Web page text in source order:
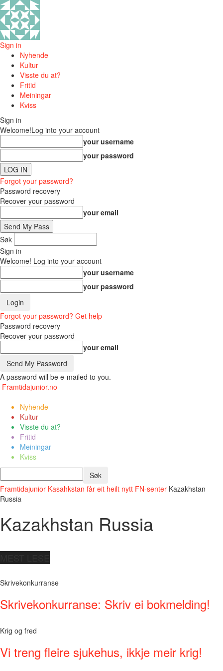
Sign in
Nyhende
Kultur
Visste du at?
Fritid
Meiningar
Kviss
Sign in
Welcome!Log into your account
your username
your password
Forgot your password?
Password recovery
Recover your password
your email
Søk
Sign in
Welcome! Log into your account
your username
your password
Forgot your password? Get help
Password recovery
Recover your password
your email
A password will be e-mailed to you.
Framtidajunior.no
Nyhende
Kultur
Visste du at?
Fritid
Meiningar
Kviss
Framtidajunior Kasahkstan får eit heilt nytt FN-senter Kazakhstan
Russia
Kazakhstan Russia
Skrivekonkurranse
Skrivekonkurranse: Skriv ei bokmelding!
Krig og fred
Vi treng fleire sjukehus, ikkje meir krig!